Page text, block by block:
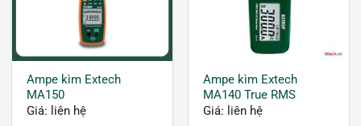
Về cấu tạo, thiết bị đo điện có thiết kế dạng cầm
người. Các bộ phận cơ bản như sau:
Ampe kìm Extech
MA150
Giá: liên hệ
Ampe kìm Extech
MA140 True RMS
Giá: liên hệ